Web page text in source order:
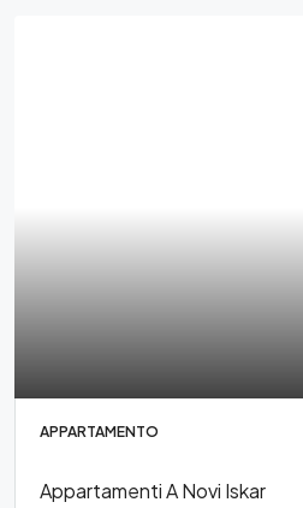
APPARTAMENTO
Appartamenti A Novi Iskar